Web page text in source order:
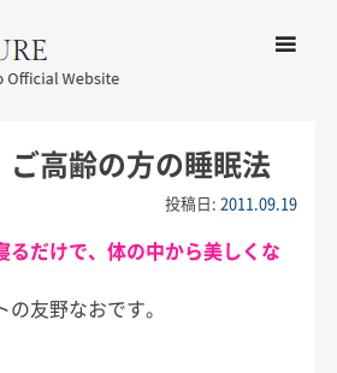
ー
ツへ移動
ご高齢の方の睡眠法
投稿日:2011.09.19
るだけで、体の中から美しくな
友野なおです。